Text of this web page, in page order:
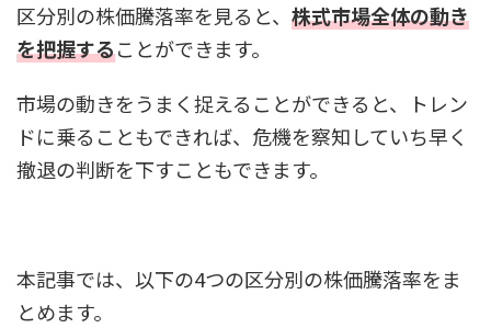
区分別の株価騰落率を見ると、 株式市場全体の動き
を把握することができます。
市場の動きをうまく捉えることができると、トレン
ドに乗ることもできれば、危機を察知していち早く
撤退の判断を下すこともできます。
本記事では、以下の4つの区分別の株価騰落率をま
とめます。